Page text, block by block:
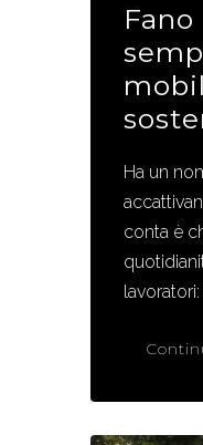
Ha un
conta è
lavoratori: